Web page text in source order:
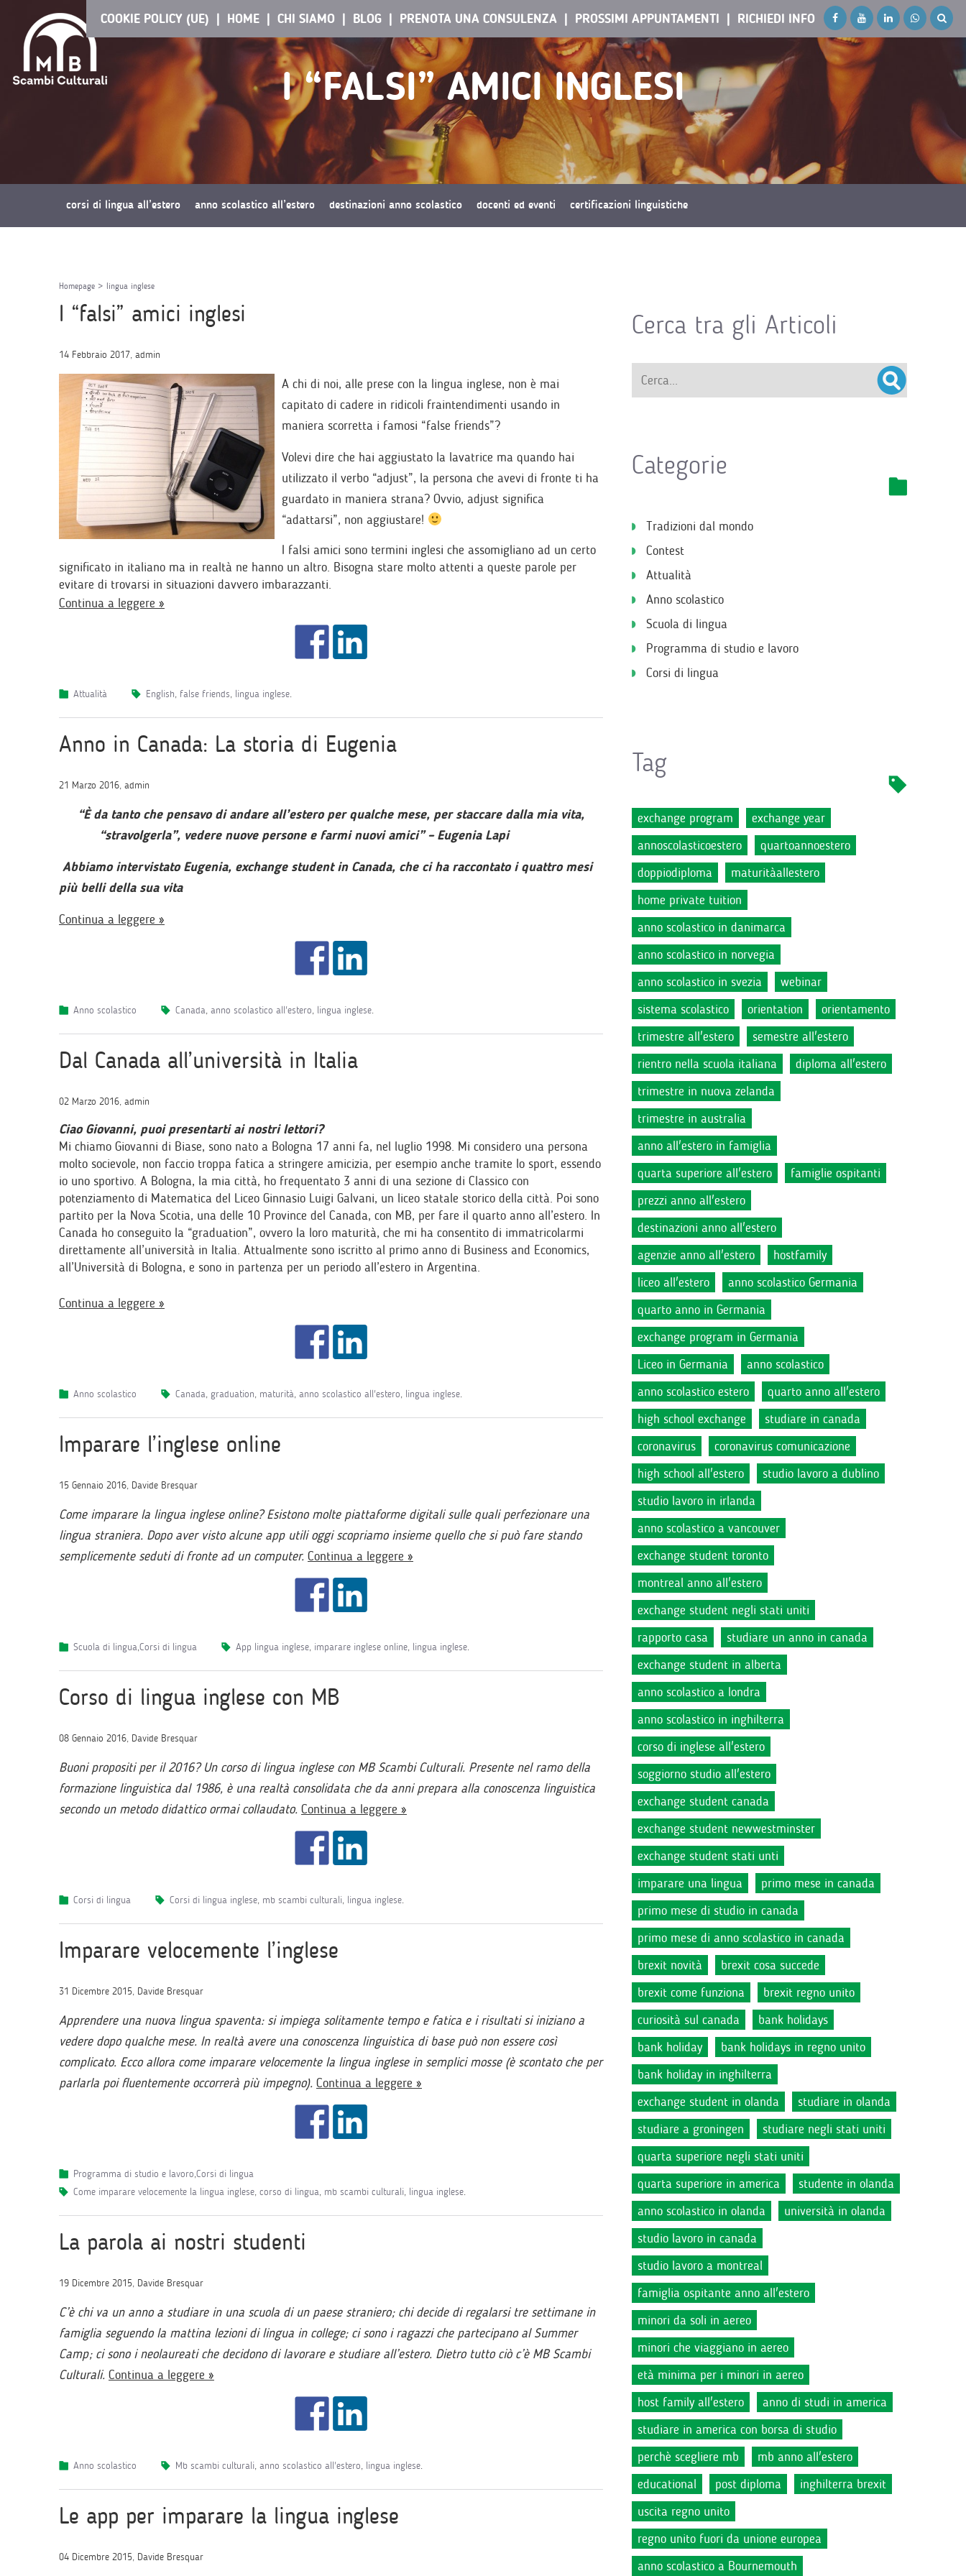
RICHIEDI INFO
PROSSIMI APPUNTAMENTI
PRENOTA UNA CONSULENZA
BLOG
CHI SIAMO
HOME
COOKIE POLICY (UE)
I “FALSI” AMICI INGLESI
corsi di lingua all’estero anno scolastico all’estero destinazioni anno scolastico docenti ed eventi certificazioni linguistiche
Homepage > lingua inglese
I “falsi” amici inglesi
14 Febbraio 2017, admin
A chi di noi, alle prese con la lingua inglese, non è mai
capitato di cadere in ridicoli fraintendimenti usando in
maniera scorretta i famosi “false friends”?
Volevi dire che hai aggiustato la lavatrice ma quando hai
utilizzato il verbo “adjust”, la persona che avevi di fronte ti ha
guardato in maniera strana? Ovvio, adjust significa
“adattarsi”, non aggiustare!
I falsi amici sono termini inglesi che assomigliano ad un certo
significato in italiano ma in realtà ne hanno un altro. Bisogna stare molto attenti a queste parole per
evitare di trovarsi in situazioni davvero imbarazzanti.
Continua a leggere »
Attualità english, false friends, lingua inglese.
Anno in Canada: La storia di Eugenia
21 Marzo 2016, admin
“È da tanto che pensavo di andare all’estero per qualche mese, per staccare dalla mia vita,
“stravolgerla”, vedere nuove persone e farmi nuovi amici” – Eugenia Lapi
Abbiamo intervistato Eugenia, exchange student in Canada, che ci ha raccontato i quattro mesi
più belli della sua vita
Continua a leggere »
Anno scolastico canada, anno scolastico all'estero, lingua inglese.
Dal Canada all’università in Italia
02 Marzo 2016, admin
Ciao Giovanni, puoi presentarti ai nostri lettori?
Mi chiamo Giovanni di Biase, sono nato a Bologna 17 anni fa, nel luglio 1998. Mi considero una persona
molto socievole, non faccio troppa fatica a stringere amicizia, per esempio anche tramite lo sport, essendo
io uno sportivo. A Bologna, la mia città, ho frequentato 3 anni di una sezione di Classico con
potenziamento di Matematica del Liceo Ginnasio Luigi Galvani, un liceo statale storico della città. Poi sono
partito per la Nova Scotia, una delle 10 Province del Canada, con MB, per fare il quarto anno all’estero. In
Canada ho conseguito la “graduation”, ovvero la loro maturità, che mi ha consentito di immatricolarmi
direttamente all’università in Italia. Attualmente sono iscritto al primo anno di Business and Economics,
all’Università di Bologna, e sono in partenza per un periodo all’estero in Argentina.
Continua a leggere »
Anno scolastico canada, graduation, maturità, anno scolastico all'estero, lingua inglese.
Imparare l’inglese online
15 Gennaio 2016, Davide Bresquar
Come imparare la lingua inglese online? Esistono molte piattaforme digitali sulle quali perfezionare una
lingua straniera. Dopo aver visto alcune app utili oggi scopriamo insieme quello che si può fare stando
semplicemente seduti di fronte ad un computer. Continua a leggere »
Scuola di lingua,Corsi di lingua app lingua inglese, imparare inglese online, lingua inglese.
Corso di lingua inglese con MB
08 Gennaio 2016, Davide Bresquar
Buoni propositi per il 2016? Un corso di lingua inglese con MB Scambi Culturali. Presente nel ramo della
formazione linguistica dal 1986, è una realtà consolidata che da anni prepara alla conoscenza linguistica
secondo un metodo didattico ormai collaudato. Continua a leggere »
Corsi di lingua corsi di lingua inglese, mb scambi culturali, lingua inglese.
Imparare velocemente l’inglese
31 Dicembre 2015, Davide Bresquar
Apprendere una nuova lingua spaventa: si impiega solitamente tempo e fatica e i risultati si iniziano a
vedere dopo qualche mese. In realtà avere una conoscenza linguistica di base può non essere così
complicato. Ecco allora come imparare velocemente la lingua inglese in semplici mosse (è scontato che per
parlarla poi fluentemente occorrerà più impegno). Continua a leggere »
Programma di studio e lavoro,Corsi di lingua
come imparare velocemente la lingua inglese, corso di lingua, mb scambi culturali, lingua inglese.
La parola ai nostri studenti
19 Dicembre 2015, Davide Bresquar
C’è chi va un anno a studiare in una scuola di un paese straniero; chi decide di regalarsi tre settimane in
famiglia seguendo la mattina lezioni di lingua in college; ci sono i ragazzi che partecipano al Summer
Camp; ci sono i neolaureati che decidono di lavorare e studiare all’estero. Dietro tutto ciò c’è MB Scambi
Culturali. Continua a leggere »
Anno scolastico mb scambi culturali, anno scolastico all'estero, lingua inglese.
Le app per imparare la lingua inglese
04 Dicembre 2015, Davide Bresquar
Cerca tra gli Articoli
Categorie
Tradizioni dal mondo
Contest
Attualità
Anno scolastico
Scuola di lingua
Programma di studio e lavoro
Corsi di lingua
Tag
exchange program
exchange year
annoscolasticoestero
quartoannoestero
doppiodiploma
maturitàallestero
home private tuition
anno scolastico in danimarca
anno scolastico in norvegia
anno scolastico in svezia
webinar
sistema scolastico
orientation
orientamento
trimestre all'estero
semestre all'estero
rientro nella scuola italiana
diploma all'estero
trimestre in nuova zelanda
trimestre in australia
anno all'estero in famiglia
quarta superiore all'estero
famiglie ospitanti
prezzi anno all'estero
destinazioni anno all'estero
agenzie anno all'estero
hostfamily
liceo all'estero
anno scolastico Germania
quarto anno in Germania
exchange program in Germania
Liceo in Germania
anno scolastico
anno scolastico estero
quarto anno all'estero
high school exchange
studiare in canada
coronavirus
coronavirus comunicazione
high school all'estero
studio lavoro a dublino
studio lavoro in irlanda
anno scolastico a vancouver
exchange student toronto
montreal anno all'estero
exchange student negli stati uniti
rapporto casa
studiare un anno in canada
exchange student in alberta
anno scolastico a londra
anno scolastico in inghilterra
corso di inglese all'estero
soggiorno studio all'estero
exchange student canada
exchange student newwestminster
exchange student stati unti
imparare una lingua
primo mese in canada
primo mese di studio in canada
primo mese di anno scolastico in canada
brexit novità
brexit cosa succede
brexit come funziona
brexit regno unito
curiosità sul canada
bank holidays
bank holiday
bank holidays in regno unito
bank holiday in inghilterra
exchange student in olanda
studiare in olanda
studiare a groningen
studiare negli stati uniti
quarta superiore negli stati uniti
quarta superiore in america
studente in olanda
anno scolastico in olanda
università in olanda
studio lavoro in canada
studio lavoro a montreal
famiglia ospitante anno all'estero
minori da soli in aereo
minori che viaggiano in aereo
età minima per i minori in aereo
host family all'estero
anno di studi in america
studiare in america con borsa di studio
perchè scegliere mb
mb anno all'estero
educational
post diploma
inghilterra brexit
uscita regno unito
regno unito fuori da unione europea
anno scolastico a Bournemouth